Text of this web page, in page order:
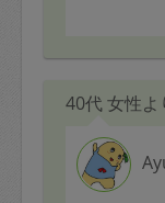
40代 女性よ